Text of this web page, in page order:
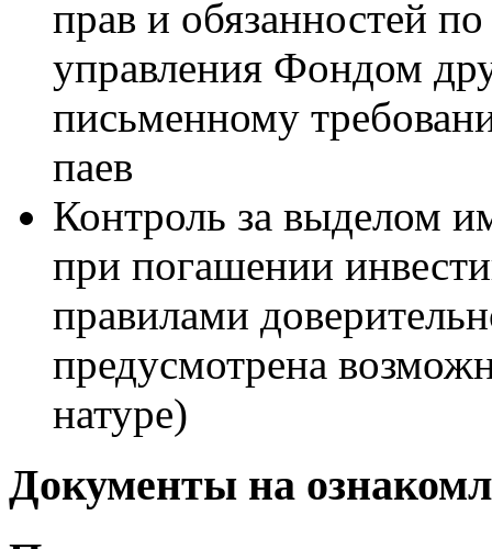
прав и обязанностей
управления Фондом
письменному
паев
Контроль за выделом
при погашении
правилами
предусмотрена
натуре)
Документы на